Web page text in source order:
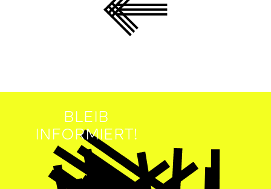
BLEIB
INFORMIERT!